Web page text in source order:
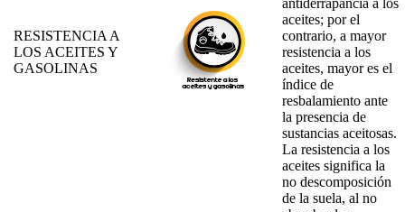
RESISTENCIA A
LOS ACEITES Y
GASOLINAS
antiderrapancia a los
aceites; por el
contrario, a mayor
resistencia a los
aceites, mayor es el
índice de
resbalamiento ante
la presencia de
sustancias aceitosas.
La resistencia a los
aceites significa la
no descomposición
de la suela, al no